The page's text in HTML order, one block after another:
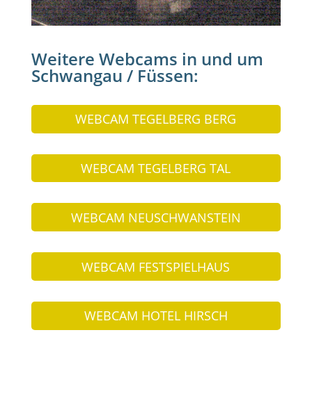
Weitere Webcams in und um
Schwangau / Füssen:
WEBCAM TEGELBERG BERG
WEBCAM TEGELBERG TAL
WEBCAM NEUSCHWANSTEIN
WEBCAM FESTSPIELHAUS
WEBCAM HOTEL HIRSCH